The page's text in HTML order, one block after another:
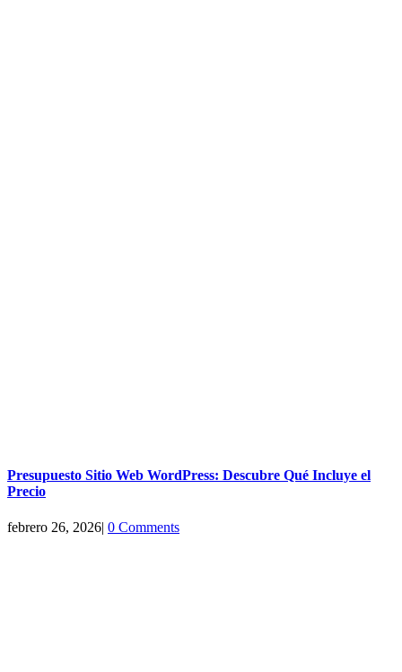
Presupuesto Sitio Web WordPress: Descubre Qué Incluye el
Precio
febrero 26, 2026| 0 Comments